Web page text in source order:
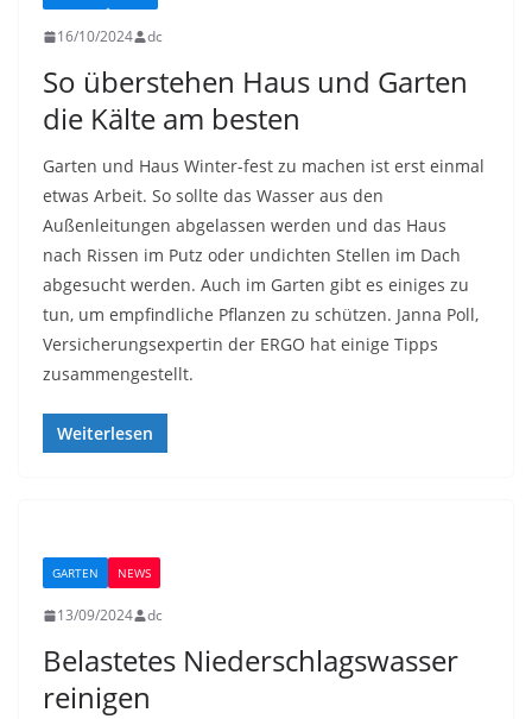
16/10/2024 dc
So überstehen Haus und Garten
die Kälte am besten
Garten und Haus Winter-fest zu machen ist erst einmal
etwas Arbeit. So sollte das Wasser aus den
Außenleitungen abgelassen werden und das Haus
nach Rissen im Putz oder undichten Stellen im Dach
abgesucht werden. Auch im Garten gibt es einiges zu
tun, um empfindliche Pflanzen zu schützen. Janna Poll,
Versicherungsexpertin der ERGO hat einige Tipps
zusammengestellt.
Weiterlesen
GARTEN NEWS
13/09/2024 dc
Belastetes Niederschlagswasser
reinigen